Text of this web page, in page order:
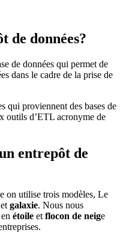
de données?
de données qui permet de
dans le cadre de la prise de
qui proviennent des bases de
outils d’ETL acronyme de
entrepôt de
on utilise trois modèles, Le
etgalaxie. Nous nous
étoile etflocon de neige